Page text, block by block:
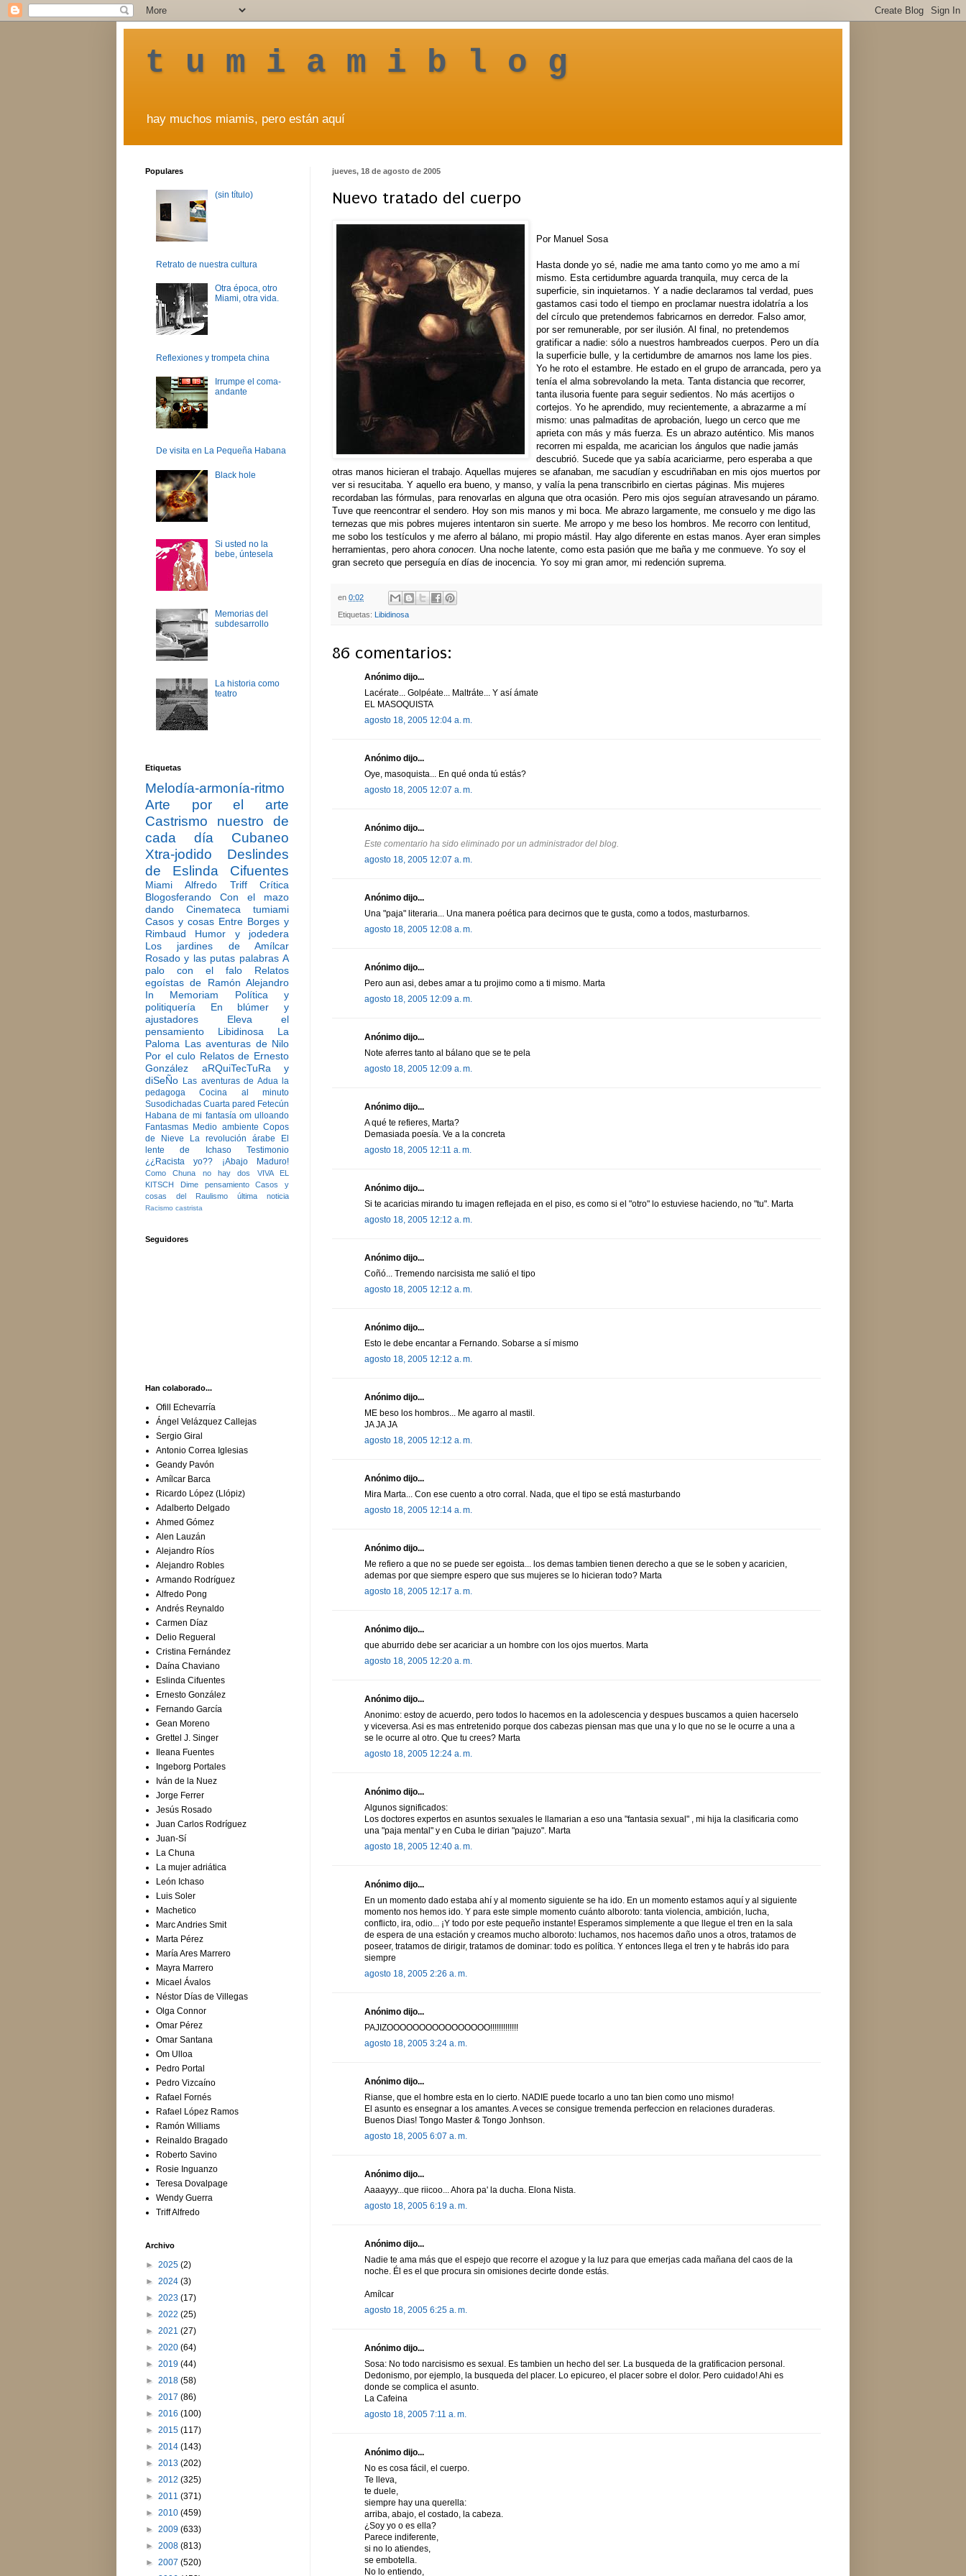
t u m i a m i b l o g
hay muchos miamis, pero están aquí
jueves, 18 de agosto de 2005
Nuevo tratado del cuerpo
Por Manuel Sosa
Hasta donde yo sé, nadie me ama tanto como yo me amo a mí
mismo. Esta certidumbre aguarda tranquila, muy cerca de la
superficie, sin inquietarnos. Y a nadie declaramos tal verdad, pues
gastamos casi todo el tiempo en proclamar nuestra idolatría a los
del círculo que pretendemos fabricarnos en derredor. Falso amor,
por ser remunerable, por ser ilusión. Al final, no pretendemos
gratificar a nadie: sólo a nuestros hambreados cuerpos. Pero un día
la superficie bulle, y la certidumbre de amarnos nos lame los pies.
Yo he roto el estambre. He estado en el grupo de arrancada, pero ya
tenía el alma sobrevolando la meta. Tanta distancia que recorrer,
tanta ilusoria fuente para seguir sedientos. No más acertijos o
cortejos. Yo he aprendido, muy recientemente, a abrazarme a mí
mismo: unas palmaditas de aprobación, luego un cerco que me
aprieta con más y más fuerza. Es un abrazo auténtico. Mis manos
recorren mi espalda, me acarician los ángulos que nadie jamás
descubrió. Sucede que ya sabía acariciarme, pero esperaba a que
otras manos hicieran el trabajo. Aquellas mujeres se afanaban, me sacudían y escudriñaban en mis ojos muertos por
ver si resucitaba. Y aquello era bueno, y manso, y valía la pena transcribirlo en ciertas páginas. Mis mujeres
recordaban las fórmulas, para renovarlas en alguna que otra ocasión. Pero mis ojos seguían atravesando un páramo.
Tuve que reencontrar el sendero. Hoy son mis manos y mi boca. Me abrazo largamente, me consuelo y me digo las
ternezas que mis pobres mujeres intentaron sin suerte. Me arropo y me beso los hombros. Me recorro con lentitud,
me sobo los testículos y me aferro al bálano, mi propio mástil. Hay algo diferente en estas manos. Ayer eran simples
herramientas, pero ahora conocen . Una noche latente, como esta pasión que me baña y me conmueve. Yo soy el
gran secreto que perseguía en días de inocencia. Yo soy mi gran amor, mi redención suprema.
en 0:02
Etiquetas: Libidinosa
86 comentarios:
Anónimo dijo...
Lacérate... Golpéate... Maltráte... Y así ámate
EL MASOQUISTA
agosto 18, 2005 12:04 a. m.
Anónimo dijo...
Oye, masoquista... En qué onda tú estás?
agosto 18, 2005 12:07 a. m.
Anónimo dijo...
Este comentario ha sido eliminado por un administrador del blog.
agosto 18, 2005 12:07 a. m.
Anónimo dijo...
Una "paja" literaria... Una manera poética para decirnos que te gusta, como a todos, masturbarnos.
agosto 18, 2005 12:08 a. m.
Anónimo dijo...
Pero aun asi, debes amar a tu projimo como a ti mismo. Marta
agosto 18, 2005 12:09 a. m.
Anónimo dijo...
Note aferres tanto al bálano que se te pela
agosto 18, 2005 12:09 a. m.
Anónimo dijo...
A qué te refieres, Marta?
Demasiada poesía. Ve a la concreta
agosto 18, 2005 12:11 a. m.
Anónimo dijo...
Si te acaricias mirando tu imagen reflejada en el piso, es como si el "otro" lo estuviese haciendo, no "tu". Marta
agosto 18, 2005 12:12 a. m.
Anónimo dijo...
Coñó... Tremendo narcisista me salió el tipo
agosto 18, 2005 12:12 a. m.
Anónimo dijo...
Esto le debe encantar a Fernando. Sobarse a sí mismo
agosto 18, 2005 12:12 a. m.
Anónimo dijo...
ME beso los hombros... Me agarro al mastil.
JA JA JA
agosto 18, 2005 12:12 a. m.
Anónimo dijo...
Mira Marta... Con ese cuento a otro corral. Nada, que el tipo se está masturbando
agosto 18, 2005 12:14 a. m.
Anónimo dijo...
Me refiero a que no se puede ser egoista... los demas tambien tienen derecho a que se le soben y acaricien,
ademas por que siempre espero que sus mujeres se lo hicieran todo? Marta
agosto 18, 2005 12:17 a. m.
Anónimo dijo...
que aburrido debe ser acariciar a un hombre con los ojos muertos. Marta
agosto 18, 2005 12:20 a. m.
Anónimo dijo...
Anonimo: estoy de acuerdo, pero todos lo hacemos en la adolescencia y despues buscamos a quien hacerselo
y viceversa. Asi es mas entretenido porque dos cabezas piensan mas que una y lo que no se le ocurre a una a
se le ocurre al otro. Que tu crees? Marta
agosto 18, 2005 12:24 a. m.
Anónimo dijo...
Algunos significados:
Los doctores expertos en asuntos sexuales le llamarian a eso una "fantasia sexual" , mi hija la clasificaria como
una "paja mental" y en Cuba le dirian "pajuzo". Marta
agosto 18, 2005 12:40 a. m.
Anónimo dijo...
En un momento dado estaba ahí y al momento siguiente se ha ido. En un momento estamos aquí y al siguiente
momento nos hemos ido. Y para este simple momento cuánto alboroto: tanta violencia, ambición, lucha,
conflicto, ira, odio... ¡Y todo por este pequeño instante! Esperamos simplemente a que llegue el tren en la sala
de espera de una estación y creamos mucho alboroto: luchamos, nos hacemos daño unos a otros, tratamos de
poseer, tratamos de dirigir, tratamos de dominar: todo es política. Y entonces llega el tren y te habrás ido para
siempre
agosto 18, 2005 2:26 a. m.
Anónimo dijo...
PAJIZOOOOOOOOOOOOOOOO!!!!!!!!!!!!!
agosto 18, 2005 3:24 a. m.
Anónimo dijo...
Rianse, que el hombre esta en lo cierto. NADIE puede tocarlo a uno tan bien como uno mismo!
El asunto es ensegnar a los amantes. A veces se consigue tremenda perfeccion en relaciones duraderas.
Buenos Dias! Tongo Master & Tongo Jonhson.
agosto 18, 2005 6:07 a. m.
Anónimo dijo...
Aaaayyy...que riicoo... Ahora pa' la ducha. Elona Nista.
agosto 18, 2005 6:19 a. m.
Anónimo dijo...
Nadie te ama más que el espejo que recorre el azogue y la luz para que emerjas cada mañana del caos de la
noche. Él es el que procura sin omisiones decirte donde estás.
Amílcar
agosto 18, 2005 6:25 a. m.
Anónimo dijo...
Sosa: No todo narcisismo es sexual. Es tambien un hecho del ser. La busqueda de la gratificacion personal.
Dedonismo, por ejemplo, la busqueda del placer. Lo epicureo, el placer sobre el dolor. Pero cuidado! Ahi es
donde se complica el asunto.
La Cafeina
agosto 18, 2005 7:11 a. m.
Anónimo dijo...
No es cosa fácil, el cuerpo.
Te lleva,
te duele,
siempre hay una querella:
arriba, abajo, el costado, la cabeza.
¿Soy yo o es ella?
Parece indiferente,
si no lo atiendes,
se embotella.
No lo entiendo,
Populares
(sin título)
Retrato de nuestra cultura
Otra época, otro
Miami, otra vida.
Reflexiones y trompeta china
Irrumpe el coma-
andante
De visita en La Pequeña Habana
Black hole
Si usted no la
bebe, úntesela
Memorias del
subdesarrollo
La historia como
teatro
Etiquetas
Melodía-armonía-ritmo
Arte por el arte
Castrismo nuestro de
cada día
Cubaneo
Xtra-jodido
Deslindes
de Eslinda Cifuentes
Miami Alfredo Triff
Crítica
Blogosferando
Con el mazo
dando
Cinemateca tumiami
Casos y cosas Entre Borges y
Rimbaud
Humor y jodedera
Los jardines de Amílcar
Rosado y las putas palabras A
palo con el falo
Relatos
egoístas de Ramón Alejandro
In Memoriam
Política y
politiquería
En blúmer y
ajustadores
Eleva el
pensamiento
Libidinosa
La
Paloma Las aventuras de Nilo
Por el culo Relatos de Ernesto
González
aRQuiTecTuRa y
diSeÑo Las aventuras de Adua la
pedagoga
Cocina al minuto
Susodichadas Cuarta pared Fetecún
Habana de mi fantasía om ulloando
Fantasmas Medio ambiente Copos
de Nieve
La revolución árabe
El
lente de Ichaso
Testimonio
¿¿Racista yo??
¡Abajo Maduro!
Como Chuna no hay dos
VIVA EL
KITSCH
Dime pensamiento
Casos y
cosas del Raulismo
última noticia
Racismo castrista
Seguidores
Han colaborado...
Ofill Echevarría
Ángel Velázquez Callejas
Sergio Giral
Antonio Correa Iglesias
Geandy Pavón
Amílcar Barca
Ricardo López (Llópiz)
Adalberto Delgado
Ahmed Gómez
Alen Lauzán
Alejandro Ríos
Alejandro Robles
Armando Rodríguez
Alfredo Pong
Andrés Reynaldo
Carmen Díaz
Delio Regueral
Cristina Fernández
Daína Chaviano
Eslinda Cifuentes
Ernesto González
Fernando García
Gean Moreno
Grettel J. Singer
Ileana Fuentes
Ingeborg Portales
Iván de la Nuez
Jorge Ferrer
Jesús Rosado
Juan Carlos Rodríguez
Juan-Sí
La Chuna
La mujer adriática
León Ichaso
Luis Soler
Machetico
Marc Andries Smit
Marta Pérez
María Ares Marrero
Mayra Marrero
Micael Ávalos
Néstor Días de Villegas
Olga Connor
Omar Pérez
Omar Santana
Om Ulloa
Pedro Portal
Pedro Vizcaíno
Rafael Fornés
Rafael López Ramos
Ramón Williams
Reinaldo Bragado
Roberto Savino
Rosie Inguanzo
Teresa Dovalpage
Wendy Guerra
Triff Alfredo
Archivo
► 2025 (2)
► 2024 (3)
► 2023 (17)
► 2022 (25)
► 2021 (27)
► 2020 (64)
► 2019 (44)
► 2018 (58)
► 2017 (86)
► 2016 (100)
► 2015 (117)
► 2014 (143)
► 2013 (202)
► 2012 (325)
► 2011 (371)
► 2010 (459)
► 2009 (633)
► 2008 (813)
► 2007 (520)